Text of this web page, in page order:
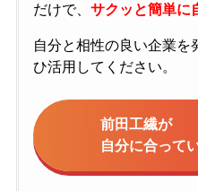
だけで、 サクッと簡単に
自分と相性の良い企業
ひ活用してください。
前田工繊が
自分に合って